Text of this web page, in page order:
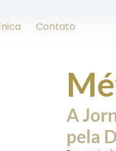
Contato
A
pela